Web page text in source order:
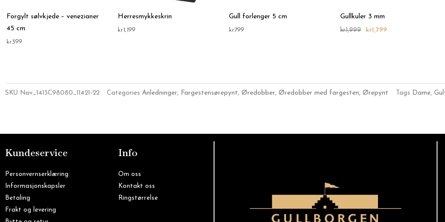
Forgylt sølvkjede – venezianer
45 cm
kr399
Herresmykkeskrin
kr1,199
Gull forlenger 5 cm
kr799
Gullkuler 3 mm
kr1,999 kr1,799
SKU Nav_1413C98080_11421-22 Categories Anledninger Fargestensørepynt Øredobber Øredobber med fargesten Ørepynt Tags Dame
Kundeservice
Personvernserklæring
Informasjonskapsler
Betaling
Frakt og levering
Info
Om oss
Kontakt oss
Ringstørrelse